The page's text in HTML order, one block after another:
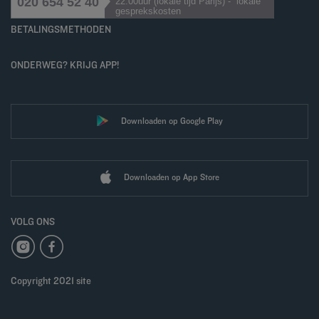
gesprekskosten
BETALINGSMETHODEN
ONDERWEG? KRIJG APP!
Downloaden op Google Play
Downloaden op App Store
VOLG ONS
Copyright 2021 site